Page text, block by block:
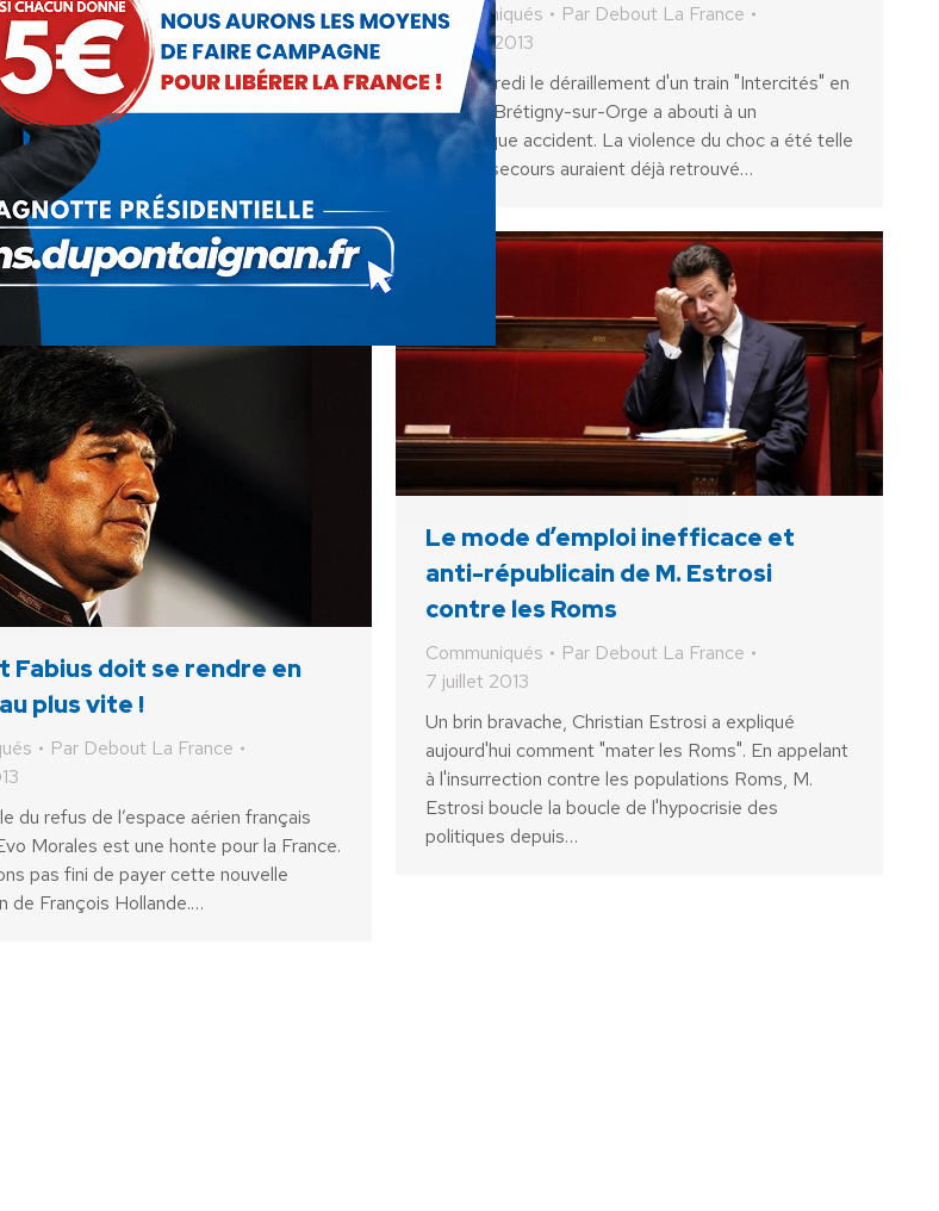
Hollande le nouveau
de sable
ParDebout La France
du 14 juillet François Hollande
les Français. Il est devenu le temps
le nouveau marchand de sable de
: bonne…
Communiqués Par Debout La France
12 juillet 2013
Ce vendredi le déraillement d'un train "Intercités" en
gare de Brétigny-sur-Orge a abouti à un
dramatique accident. La violence du choc a été telle
que les secours auraient déjà retrouvé…
Le mode d’emploi inefficace et
anti-républicain de M. Estrosi
contre les Roms
Communiqués Par Debout La France
7 juillet 2013
Un brin bravache, Christian Estrosi a expliqué
aujourd'hui comment "mater les Roms". En appelant
à l'insurrection contre les populations Roms, M.
Estrosi boucle la boucle de l'hypocrisie des
politiques depuis…
Fabius doit se rendre en
plus vite !
Par Debout La France
du refus de l’espace aérien français
Morales est une honte pour la France.
pas fini de payer cette nouvelle
de François Hollande.…